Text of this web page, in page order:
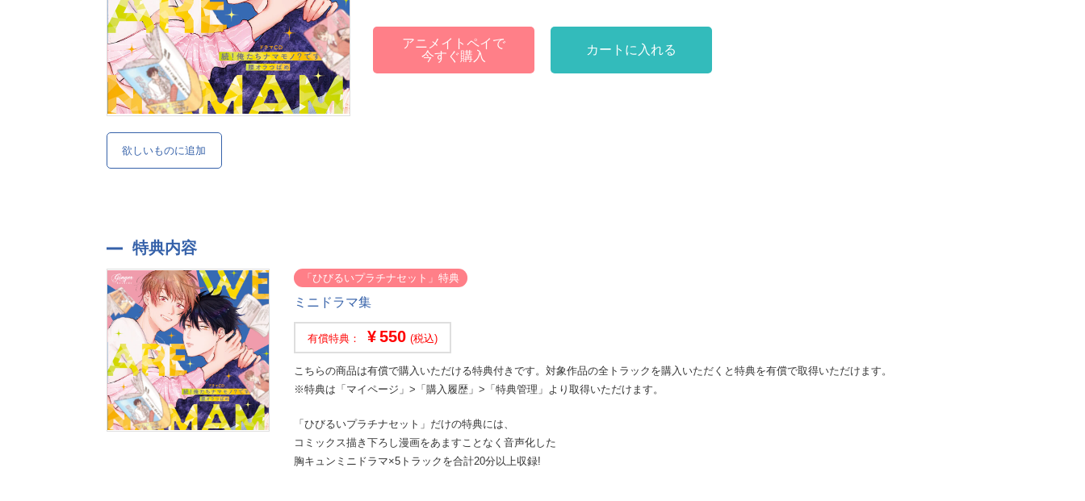
欲しいものに追加
アニメイトペイで
今すぐ購入
カートに入れる
特典内容
「ひびるいプラチナセット」特典
ミニドラマ集
有償特典： 550 (税込)
こちらの商品は有償で購入いただける特典付きです。対象作品の全トラックを購入いただくと特典を有償で取得いただけます。
※特典は「マイページ」>「購入履歴」>「特典管理」より取得いただけます。
「ひびるいプラチナセット」だけの特典には、
コミックス描き下ろし漫画をあますことなく音声化した
胸キュンミニドラマ×5トラックを合計20分以上収録!